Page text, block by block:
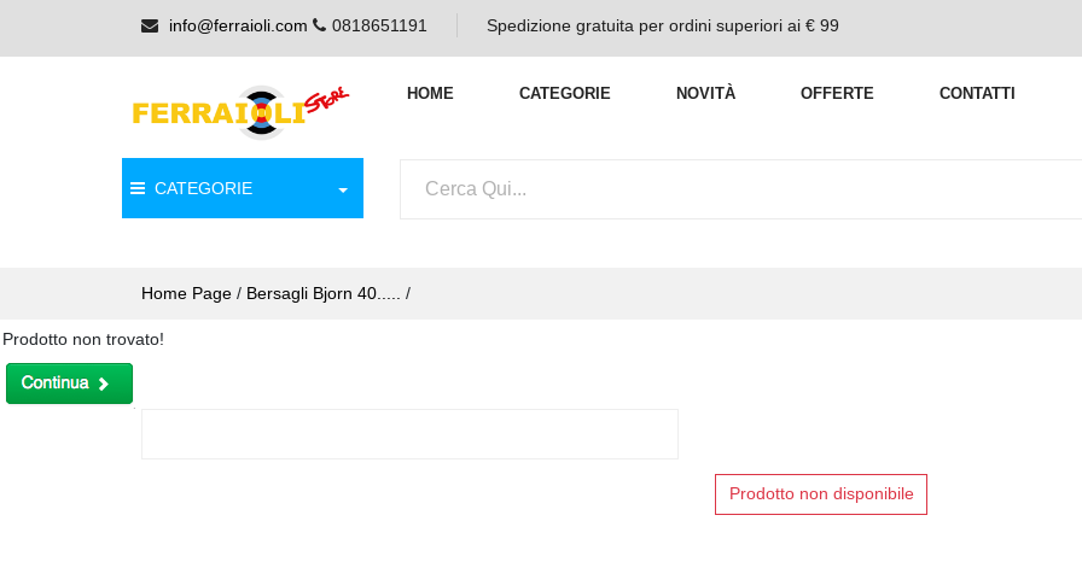
info@ferraioli.com 0818651191 Spedizione gratuita per ordini superiori ai € 99
HOME CATEGORIE NOVITÀ OFFERTE CONTATTI
CATEGORIE
Home Page / Bersagli Bjorn 40..... /
Prodotto non trovato!
Prodotto non disponibile